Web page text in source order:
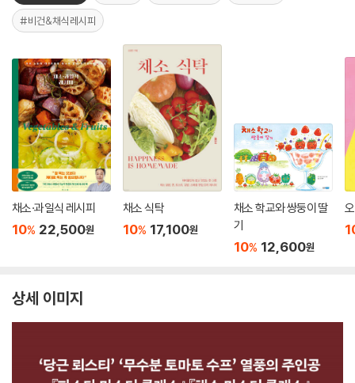
#비건&채식레시피
채소·과일식 레시피
10% 22,500원
채소 식탁
10% 17,100원
채소 학교와 쌍둥이 딸
기
10% 12,600원
상세 이미지